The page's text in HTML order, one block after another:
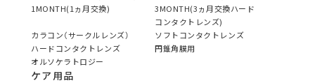
1MONTH(1ヵ月交換)
3MONTH(3ヵ月交換ハード
コンタクトレンズ)
カラコン（サークルレンズ）
ソフトコンタクトレンズ
ハードコンタクトレンズ
円錐角膜用
オルソケラトロジー
ケア用品